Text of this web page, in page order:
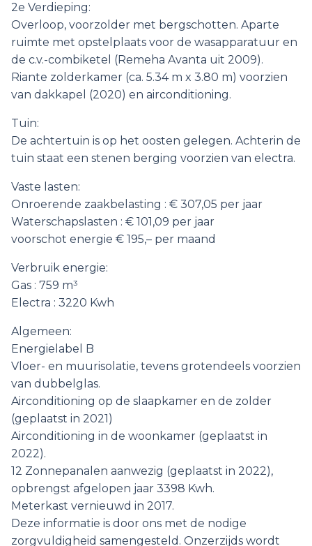
2e Verdieping:
Overloop, voorzolder met bergschotten. Aparte
ruimte met opstelplaats voor de wasapparatuur en
de c.v.-combiketel (Remeha Avanta uit 2009).
Riante zolderkamer (ca. 5.34 m x 3.80 m) voorzien
van dakkapel (2020) en airconditioning.
Tuin:
De achtertuin is op het oosten gelegen. Achterin de
tuin staat een stenen berging voorzien van electra.
Vaste lasten:
Onroerende zaakbelasting : € 307,05 per jaar
Waterschapslasten : € 101,09 per jaar
voorschot energie € 195,– per maand
Verbruik energie:
Gas : 759 m³
Electra : 3220 Kwh
Algemeen:
Energielabel B
Vloer- en muurisolatie, tevens grotendeels voorzien
van dubbelglas.
Airconditioning op de slaapkamer en de zolder
(geplaatst in 2021)
Airconditioning in de woonkamer (geplaatst in
2022).
12 Zonnepanalen aanwezig (geplaatst in 2022),
opbrengst afgelopen jaar 3398 Kwh.
Meterkast vernieuwd in 2017.
Deze informatie is door ons met de nodige
zorgvuldigheid samengesteld. Onzerzijds wordt